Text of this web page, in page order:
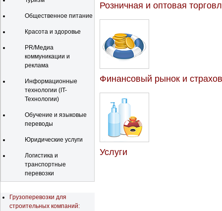
Общественное питание
Красота и здоровье
PR/Медиа
коммуникации и
реклама
Информационные
технологии (IT-
Технологии)
Обучение и языковые
переводы
Юридические услуги
Логистика и
транспортные
перевозки
Грузоперевозки для
строительных компаний:
Розничная и оптовая
Финансовый рынок и
Услуги